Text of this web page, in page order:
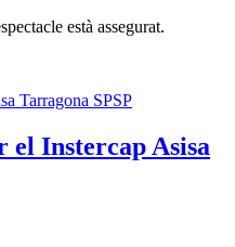
està assegurat.
Tarragona SPSP
Instercap Asisa